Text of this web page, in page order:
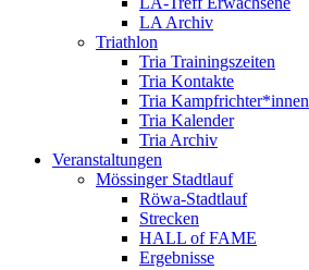
LA Archiv
Triathlon
Tria Trainingszeiten
Tria Kontakte
Tria Kampfrichter*innen
Tria Kalender
Tria Archiv
Veranstaltungen
Mössinger Stadtlauf
Röwa-Stadtlauf
Strecken
HALL of FAME
Ergebnisse